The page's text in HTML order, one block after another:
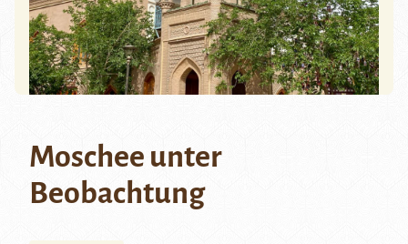
Moschee unter
Beobachtung